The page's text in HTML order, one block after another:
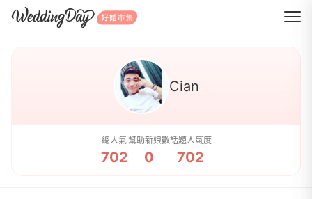
WeddingDay 好婚市集
Cian
總人氣
702
幫助新娘數
0
話題人氣度
702